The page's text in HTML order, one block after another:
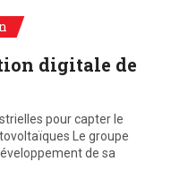
digitale de
pour capter le
Le groupe
de sa